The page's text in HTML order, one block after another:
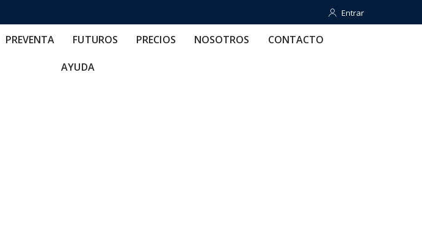
Entrar
Entrar
PREVENTA FUTUROS PRECIOS NOSOTROS CONTACTO
AYUDA